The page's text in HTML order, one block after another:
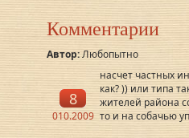
Комментарии
Автор:Любопытно
8
010.2009
насчет частных
как? )) или типа
жителей района
то и на собачью